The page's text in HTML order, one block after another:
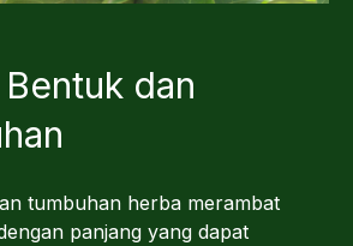
dan
tumbuhan herba merambat
panjang yang dapat